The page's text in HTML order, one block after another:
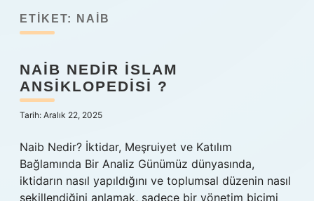
Yasal Uyarı
Hakkımızda
ETIKET: NAIB
NAIB NEDIR ISLAM
ANSIKLOPEDISI ?
Tarih: Aralık 22, 2025
Naib Nedir? İktidar, Meşruiyet ve Katılım
Bağlamında Bir Analiz Günümüz dünyasında,
iktidarın nasıl yapıldığını ve toplumsal düzenin nasıl
şekillendiğini anlamak, sadece bir yönetim biçimi